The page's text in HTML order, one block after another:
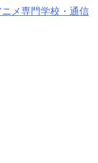
メ専門学校・通信